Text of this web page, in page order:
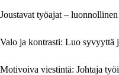
Joustavat työajat –
Valo ja kontrasti: Luo syvyyttä
Motivoiva viestintä: Johtaja